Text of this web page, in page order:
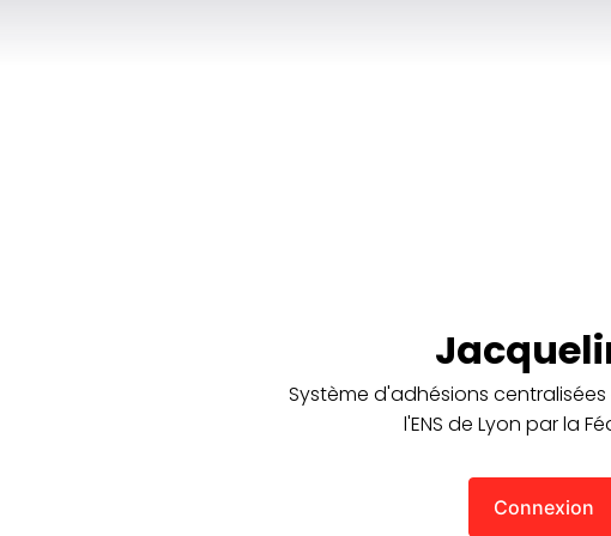
Système d'adhésions
l'ENS de Lyon par la
Connexion